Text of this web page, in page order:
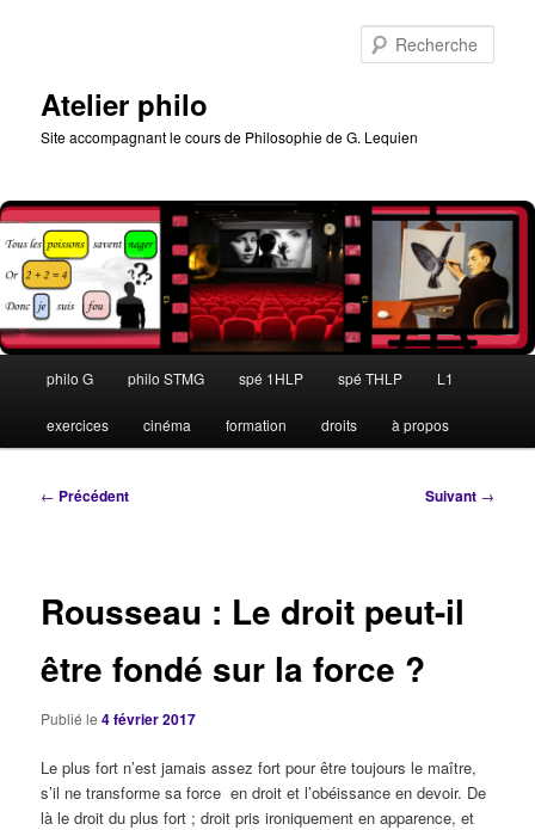
Atelier philo
Site accompagnant le cours de Philosophie de G. Lequien
principal
philo G philo STMG spé 1HLP spé THLP L1
exercices cinéma formation droits à propos
Navigation
← Précédent Suivant →
Rousseau : Le droit peut-il
être fondé sur la force ?
Publié le4 février 2017
Le plus fort n’est jamais assez fort pour être toujours le maître,
s’il ne transforme sa force en droit et l’obéissance en devoir. De
là le droit du plus fort ; droit pris ironiquement en apparence, et